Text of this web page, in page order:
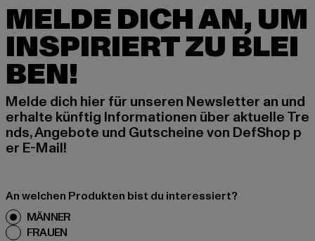
MELDE DICH AN, UM
INSPIRIERT ZU BLEI
BEN!
Melde dich hier für unseren Newsletter an und
erhalte künftig Informationen über aktuelle Tre
nds, Angebote und Gutscheine von DefShop p
er E-Mail!
An welchen Produkten bist du interessiert?
MÄNNER
FRAUEN